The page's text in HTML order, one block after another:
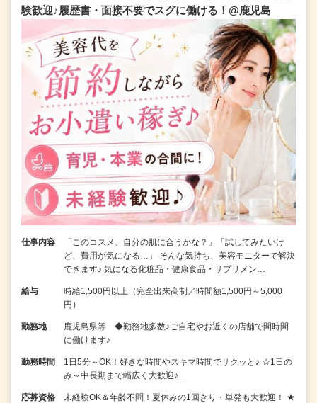
験歓迎♪履歴書・面接不要でスグに働ける！@鹿児島
仕事内容
「このコスメ、自分の肌に合うかな？」「試してみたいけ
ど、費用が気になる…」 そんな気持ち、美容モニターで解決
できます♪ 気になる化粧品・健康食品・サプリメン…
給与
時給1,500円以上（完全出来高制／時間額1,500円～5,000
円）
勤務地
鹿児島県等 ◆勤務地多数♪ご自宅やお近くの店舗で間時間
に働けます♪
勤務時間
1日5分～OK！好きな時間やスキマ時間でサクッと♪ ☆1日の
み～中長期まで幅広く大歓迎♪…
応募資格
未経験OK＆年齢不問！夏休みの1回きり・単発も大歓迎！ ★